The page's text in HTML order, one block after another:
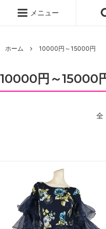
メニュー
ホーム 10000円～15000円
10000円～15000
全